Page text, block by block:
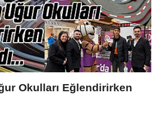
Okulları Eğlendirirken